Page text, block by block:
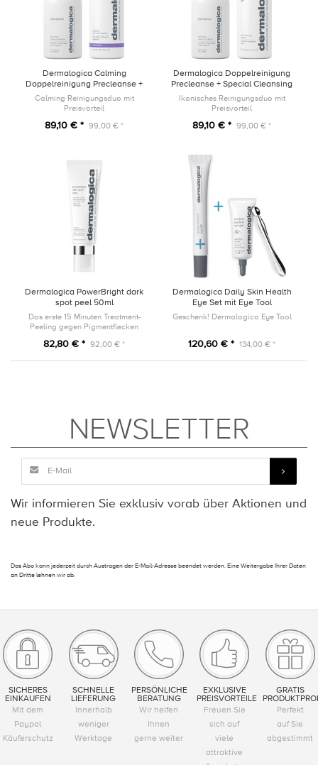
Dermalogica Calming
Doppelreinigung Precleanse +
UltraCalming Cleanser
Calming Reinigungsduo mit
Preisvorteil
89,10 € * 99,00 € *
Dermalogica Doppelreinigung
Precleanse + Special Cleansing
Gel
Ikonisches Reinigungsduo mit
Preisvorteil
89,10 € * 99,00 € *
Dermalogica PowerBright dark
spot peel 50ml
Das erste 15 Minuten Treatment-
Peeling gegen Pigmentflecken
82,80 € * 92,00 € *
Dermalogica Daily Skin Health
Eye Set mit Eye Tool
Geschenk! Dermalogica Eye Tool
120,60 € * 134,00 € *
NEWSLETTER
Wir informieren Sie exklusiv vorab über Aktionen und
neue Produkte.
Das Abo kann jederzeit durch Austragen der E-Mail-Adresse beendet werden. Eine Weitergabe Ihrer Daten
an Dritte lehnen wir ab.
SICHERES
EINKAUFEN
Mit dem
Paypal
Käuferschutz
SCHNELLE
LIEFERUNG
Innerhalb
weniger
Werktage
PERSÖNLICHE
BERATUNG
Wir helfen
Ihnen
gerne weiter
EXKLUSIVE
PREISVORTEILE
Freuen Sie
sich auf
viele
attraktive
GRATIS
Perfekt
auf Sie
abgestimmt